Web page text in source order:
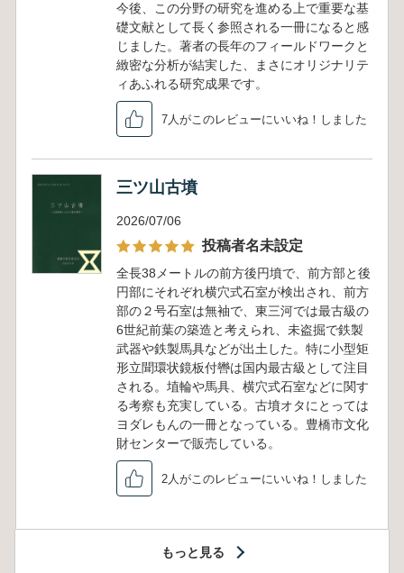
今後、この分野の研究を進める上で重要な基
礎文献として長く参照される一冊になると感
じました。著者の長年のフィールドワークと
緻密な分析が結実した、まさにオリジナリテ
ィあふれる研究成果です。
7人がこのレビューにいいね！しました
三ツ山古墳
2026/07/06
投稿者名未設定
全長38メートルの前方後円墳で、前方部と後
円部にそれぞれ横穴式石室が検出され、前方
部の２号石室は無袖で、東三河では最古級の
6世紀前葉の築造と考えられ、未盗掘で鉄製
武器や鉄製馬具などが出土した。特に小型矩
形立聞環状鏡板付轡は国内最古級として注目
される。埴輪や馬具、横穴式石室などに関す
る考察も充実している。古墳オタにとっては
ヨダレもんの一冊となっている。豊橋市文化
財センターで販売している。
2人がこのレビューにいいね！しました
もっと見る